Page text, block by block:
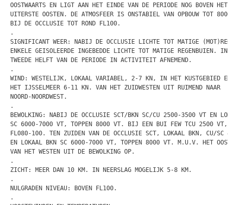
OOSTWAARTS EN LIGT AAN HET EINDE VAN DE PERIODE NOG BOVEN HET
UITERSTE OOSTEN. DE ATMOSFEER IS ONSTABIEL VAN OPBOUW TOT
BIJ DE OCCLUSIE TOT ROND FL100.
.
SIGNIFICANT WEER: NABIJ DE OCCLUSIE LICHTE TOT MATIGE
ENKELE GEISOLEERDE INGEBEDDE LICHTE TOT MATIGE REGENBUIEN.
TWEEDE HELFT VAN DE PERIODE IN ACTIVITEIT AFNEMEND.
.
WIND: WESTELIJK, LOKAAL VARIABEL, 2-7 KN, IN HET KUSTGEBIED
HET IJSSELMEER 6-11 KN. VAN HET ZUIDWESTEN UIT RUIMEND NAAR
NOORD-NOORDWEST.
.
BEWOLKING: NABIJ DE OCCLUSIE SCT/BKN SC/CU 2500-3500 VT EN
SC 6000-7000 VT, TOPPEN 8000 VT. BIJ EEN BUI FEW TCU 2500 VT,
FL080-100. TEN ZUIDEN VAN DE OCCLUSIE SCT, LOKAAL BKN, CU/SC
EN LOKAAL BKN SC 6000-7000 VT, TOPPEN 8000 VT. M.U.V. HET
VAN HET WESTEN UIT DE BEWOLKING OP.
.
ZICHT: MEER DAN 10 KM. IN NEERSLAG MOGELIJK 5-8 KM.
.
NULGRADEN NIVEAU: BOVEN FL100.
.